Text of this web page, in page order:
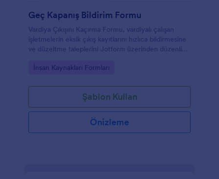
Geç Kapanış Bildirim Formu
Vardiya Çıkışını Kaçırma Formu, vardiyalı çalışan
işletmelerin eksik çıkış kayıtlarını hızlıca bildirmesine
ve düzeltme taleplerini Jotform üzerinden düzenli
Go to Category:
İnsan Kaynakları Formları
Şablon Kullan
Önizleme